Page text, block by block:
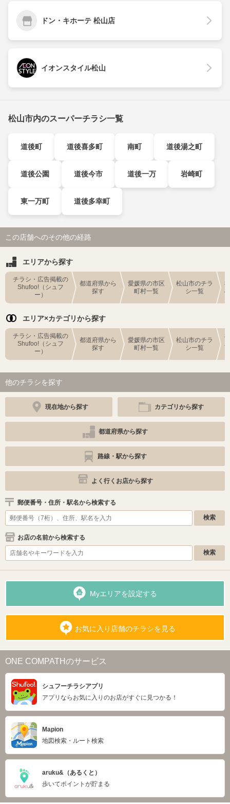
ドン・キホーテ 松山店
イオンスタイル松山
松山市内のスーパーチラシ一覧
道後町 道後喜多町 南町 道後湯之町
道後公園 道後今市 道後一万 岩崎町
東一万町 道後多幸町
この店舗へのその他の経路
エリアから探す
チラシ・広告掲載の
Shufoo!（シュフ
ー）
都道府県から
探す
愛媛県の市区
町村一覧
松山市のチラ
シ一覧
エリア×カテゴリから探す
チラシ・広告掲載の
Shufoo!（シュフ
ー）
都道府県から
探す
愛媛県の市区
町村一覧
松山市のチラ
シ一覧
他のチラシを探す
現在地から探す カテゴリから探す
都道府県から探す
路線・駅から探す
よく行くお店から探す
郵便番号・住所・駅名から検索する
お店の名前から検索する
Myエリアを設定する
お気に入り店舗のチラシを見る
ONE COMPATHのサービス
シュフーチラシアプリ
アプリならお気に入りのお店がすぐに見つかる！
Mapion
地図検索・ルート検索
aruku&（あるくと）
歩いてポイントが貯まる